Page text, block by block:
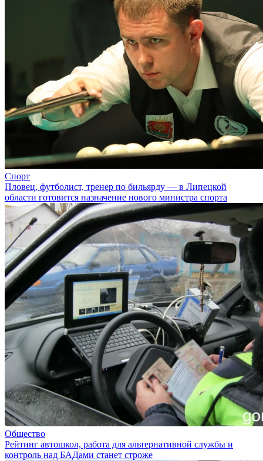
Спорт
Пловец, футболист, тренер по бильярду — в Липецкой
области готовится назначение нового министра спорта
Общество
Рейтинг автошкол, работа для альтернативной службы и
контроль над БАДами станет строже